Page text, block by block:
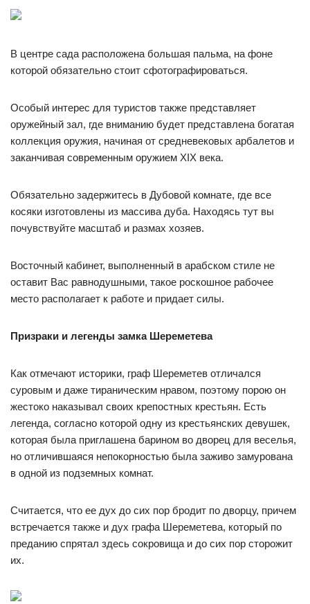
В центре сада расположена большая пальма, на фоне
которой обязательно стоит сфотографироваться.
Особый интерес для туристов также представляет
оружейный зал, где вниманию будет представлена богатая
коллекция оружия, начиная от средневековых арбалетов и
заканчивая современным оружием XIX века.
Обязательно задержитесь в Дубовой комнате, где все
косяки изготовлены из массива дуба. Находясь тут вы
почувствуйте масштаб и размах хозяев.
Восточный кабинет, выполненный в арабском стиле не
оставит Вас равнодушными, такое роскошное рабочее
место располагает к работе и придает силы.
Призраки и легенды замка Шереметева
Как отмечают историки, граф Шереметев отличался
суровым и даже тираническим нравом, поэтому порою он
жестоко наказывал своих крепостных крестьян. Есть
легенда, согласно которой одну из крестьянских девушек,
которая была приглашена барином во дворец для веселья,
но отличившаяся непокорностью была заживо замурована
в одной из подземных комнат.
Считается, что ее дух до сих пор бродит по дворцу, причем
встречается также и дух графа Шереметева, который по
преданию спрятал здесь сокровища и до сих пор сторожит
их.